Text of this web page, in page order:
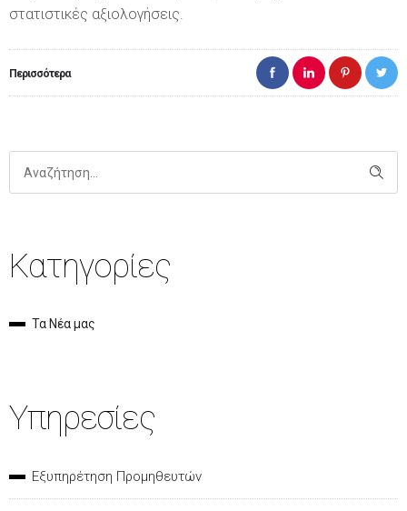
στατιστικές αξιολογήσεις.
Περισσότερα
Κατηγορίες
Τα Νέα μας
Υπηρεσίες
Εξυπηρέτηση Προμηθευτών